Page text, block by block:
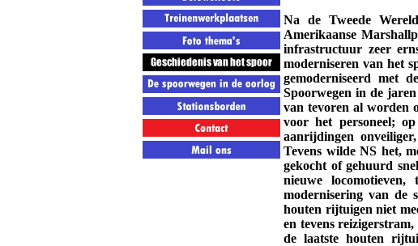
Na de Tweede
Amerikaanse
infrastructuur zeer
moderniseren van het
gemoderniseerd met
Spoorwegen in de
van tevoren al worden
voor het personeel;
aanrijdingen
Tevens wilde NS het,
gekocht of gehuurd
nieuwe
modernisering van de
houten rijtuigen niet
en tevens
de laatste houten